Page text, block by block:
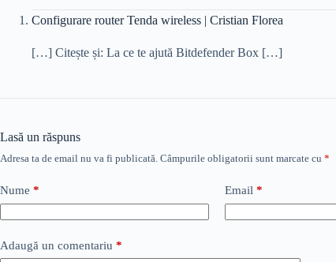
Configurare router Tenda wireless | Cristian Florea
[…] Citește și: La ce te ajută Bitdefender Box […]
Lasă un răspuns
Adresa ta de email nu va fi publicată. Câmpurile obligatorii sunt marcate cu *
Nume * Email *
Adaugă un comentariu *